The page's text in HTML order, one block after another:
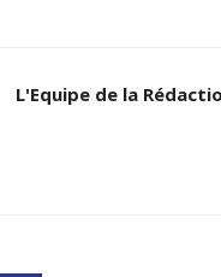
L'Equipe de la